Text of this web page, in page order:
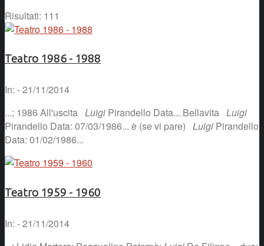
Risultati: 111
Teatro 1986 - 1988
In: - 21/11/2014
...; 1986 All'uscita Luigi Pirandello Data... Bellavita Luigi
Pirandello Data: 07/03/1986... è (se vi pare) Luigi Pirandello
Data: 01/02/1986...
Teatro 1959 - 1960
In: - 21/11/2014